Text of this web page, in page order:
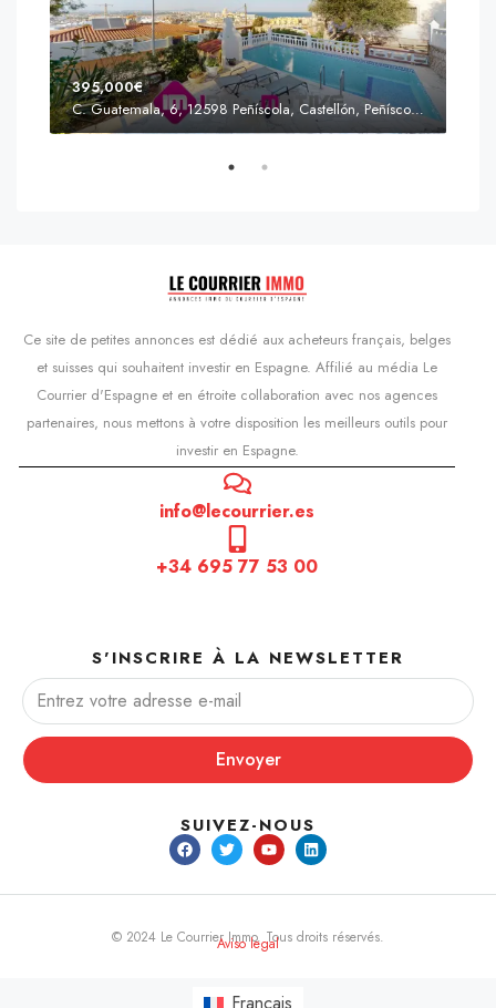
395,000€
C. Guatemala, 6, 12598 Peñíscola, Castellón, Peñíscola, Communauté valencienne
Ce site de petites annonces est dédié aux acheteurs français, belges
et suisses qui souhaitent investir en Espagne. Affilié au média Le
Courrier d'Espagne et en étroite collaboration avec nos agences
partenaires, nous mettons à votre disposition les meilleurs outils pour
investir en Espagne.
info@lecourrier.es
+34 695 77 53 00
S'INSCRIRE À LA NEWSLETTER
Envoyer
SUIVEZ-NOUS
© 2024 Le Courrier Immo. Tous droits réservés.
Aviso legal
Français